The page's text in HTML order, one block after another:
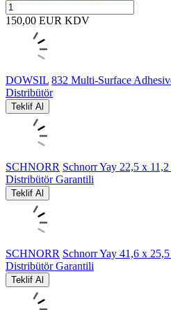
150,00 EUR KDV
DOWSIL 832 Multi-Surface
Distribütör
Teklif Al
SCHNORR Schnorr Yay 22,5 x
Distribütör Garantili
Teklif Al
SCHNORR Schnorr Yay 41,6 x
Distribütör Garantili
Teklif Al